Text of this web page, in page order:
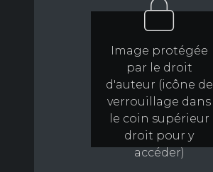
Image protégée
par le droit
d'auteur (icône de
verrouillage dans
le coin supérieur
droit pour y
accéder)